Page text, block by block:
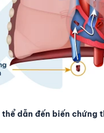
dẫn đến biến chứng